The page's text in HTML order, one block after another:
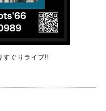
すぐりライブ‼️